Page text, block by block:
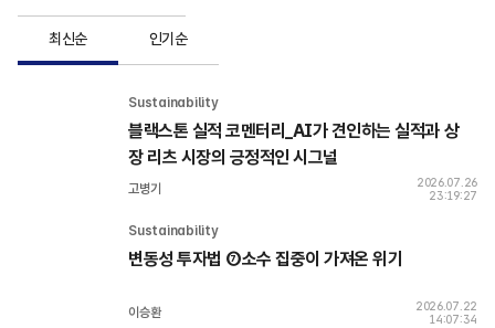
최신순 인기순
Sustainability
블랙스톤 실적 코멘터리_AI가 견인하는 실적과 상
장 리츠 시장의 긍정적인 시그널
고병기
2026.07.26
23:19:27
Sustainability
변동성 투자법 ⑦소수 집중이 가져온 위기
이승환
2026.07.22
14:07:34